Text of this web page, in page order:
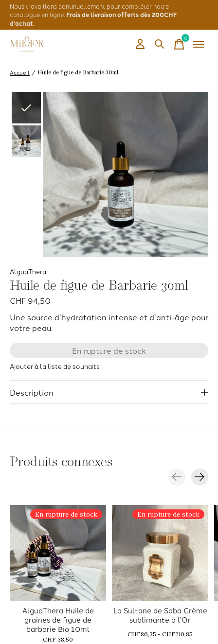
Nous travaillons continuellement pour compléter notre
catalogue en ligne. Frais de livraison offerts dès 200CHF
d'achat.
0items
Accueil / Huile de figue de Barbarie 30ml
Slideshow Items
AlguaThera
Huile de figue de Barbarie 30ml
CHF 94,50
Une source d’hydratation intense et d’anti-âge pour
votre peau.
En rupture de stock
Ajouter à la liste de souhaits
Description
Produits connexes
En rupture de stock
AlguaThera Huile de
graines de figue de
barbarie Bio 10ml
CHF 38,50
En rupture de stock
La Sultane de Saba Crème
sublimante à l’Or
CHF86,35 - CHF210,85